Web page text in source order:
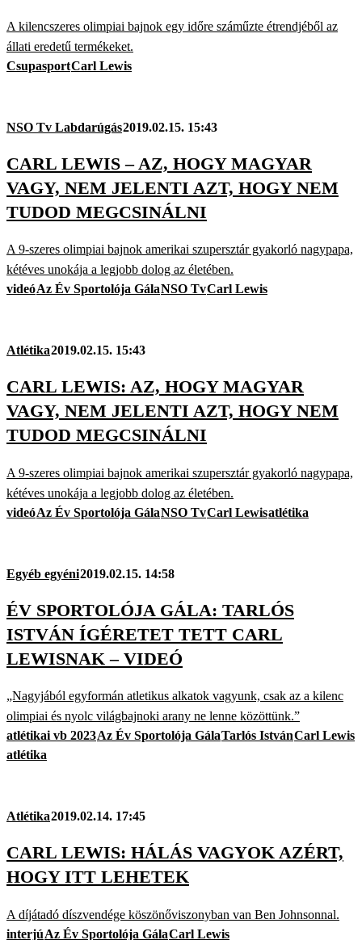
A kilencszeres olimpiai bajnok egy időre száműzte étrendjéből az
állati eredetű termékeket.
CsupasportCarl Lewis
NSO Tv Labdarúgás2019.02.15. 15:43
CARL LEWIS – AZ, HOGY MAGYAR
VAGY, NEM JELENTI AZT, HOGY NEM
TUDOD MEGCSINÁLNI
A 9-szeres olimpiai bajnok amerikai szupersztár gyakorló nagypapa,
kétéves unokája a legjobb dolog az életében.
videóAz Év Sportolója GálaNSO TvCarl Lewis
Atlétika2019.02.15. 15:43
CARL LEWIS: AZ, HOGY MAGYAR
VAGY, NEM JELENTI AZT, HOGY NEM
TUDOD MEGCSINÁLNI
A 9-szeres olimpiai bajnok amerikai szupersztár gyakorló nagypapa,
kétéves unokája a legjobb dolog az életében.
videóAz Év Sportolója GálaNSO TvCarl Lewisatlétika
Egyéb egyéni2019.02.15. 14:58
ÉV SPORTOLÓJA GÁLA: TARLÓS
ISTVÁN ÍGÉRETET TETT CARL
LEWISNAK – VIDEÓ
„Nagyjából egyformán atletikus alkatok vagyunk, csak az a kilenc
olimpiai és nyolc világbajnoki arany ne lenne közöttünk.”
atlétikai vb 2023Az Év Sportolója GálaTarlós IstvánCarl Lewis
atlétika
Atlétika2019.02.14. 17:45
CARL LEWIS: HÁLÁS VAGYOK AZÉRT,
HOGY ITT LEHETEK
A díjátadó díszvendége köszönőviszonyban van Ben Johnsonnal.
interjúAz Év Sportolója GálaCarl Lewis